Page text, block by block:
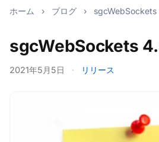
ホーム › ブログ ›
sgcWebSockets
2021年5月5日 · リリース